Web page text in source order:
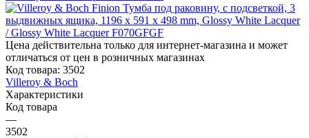
Цена действительна только для интернет-магазина и может
отличаться от цен в розничных магазинах
Код товара: 3502
Villeroy & Boch
Характеристики
Код товара
—
3502